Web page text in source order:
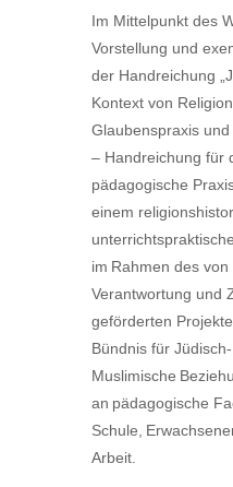
Im Mittelpunkt des
Vorstellung und
der Handreichung
Kontext von
Glaubenspraxis
– Handreichung für
pädagogische
einem
im Rahmen des von
Verantwortung und
geförderten
Bündnis für Jüdisch-
Muslimische
an pädagogische
Schule,
Arbeit.